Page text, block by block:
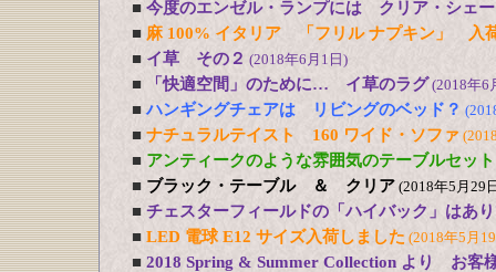
■ 今度のエンゼル・ランプには クリア・シェ
■ 麻 100% イタリア 「フリル ナプキン」 入
■ イ草 その２ (2018年6月1日)
■ 「快適空間」のために… イ草のラグ (2018年6
■ ハンギングチェアは リビングのベッド？
■ ナチュラルテイスト 160 ワイド・ソファ
■ アンティークのような雰囲気のテーブルセット
■ ブラック・テーブル ＆ クリア (2018年5月29
■ チェスターフィールドの「ハイバック」はあ
■ LED 電球 E12 サイズ入荷しました (2018年5月
■ 2018 Spring & Summer Collection より お客